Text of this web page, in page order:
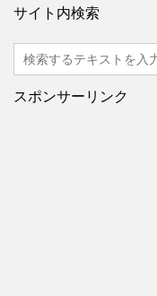
サイト内検索
スポンサーリンク